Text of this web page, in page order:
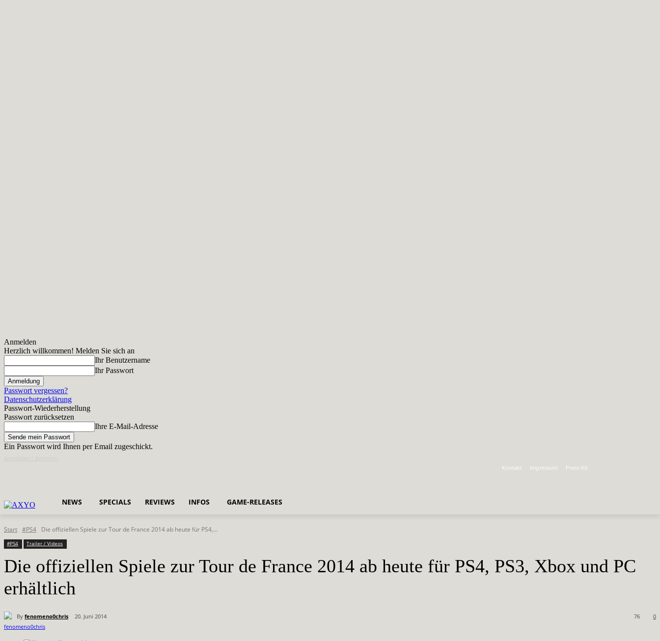
Anmelden
Herzlich willkommen! Melden Sie sich an
Ihr Benutzername
Ihr Passwort
Passwort vergessen?
Datenschutzerklärung
Passwort-Wiederherstellung
Passwort zurücksetzen
Ihre E-Mail-Adresse
Ein Passwort wird Ihnen per Email zugeschickt.
Kontakt
Impressum Press-Kit
NEWS SPECIALS REVIEWS INFOS GAME-RELEASES
Start #PS4 Die offiziellen Spiele zur Tour de France 2014 ab heute für PS4,...
#PS4 Trailer / Videos
Die offiziellen Spiele zur Tour de France 2014 ab heute für PS4, PS3, Xbox und PC
erhältlich
By fenomeno0chris 20. Juni 2014 0
76